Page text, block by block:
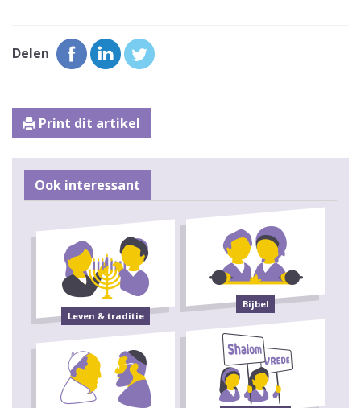
Delen
Print dit artikel
Ook interessant
Leven & traditie
Bijbel